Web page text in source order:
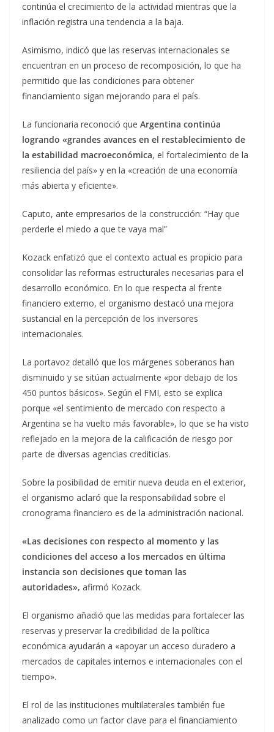
continúa el crecimiento de la actividad mientras que la
inflación registra una tendencia a la baja.
Asimismo, indicó que las reservas internacionales se
encuentran en un proceso de recomposición, lo que ha
permitido que las condiciones para obtener
financiamiento sigan mejorando para el país.
La funcionaria reconoció que Argentina continúa
logrando «grandes avances en el restablecimiento de
la estabilidad macroeconómica, el fortalecimiento de la
resiliencia del país» y en la «creación de una economía
más abierta y eficiente».
Caputo, ante empresarios de la construcción: “Hay que
perderle el miedo a que te vaya mal”
Kozack enfatizó que el contexto actual es propicio para
consolidar las reformas estructurales necesarias para el
desarrollo económico. En lo que respecta al frente
financiero externo, el organismo destacó una mejora
sustancial en la percepción de los inversores
internacionales.
La portavoz detalló que los márgenes soberanos han
disminuido y se sitúan actualmente «por debajo de los
450 puntos básicos». Según el FMI, esto se explica
porque «el sentimiento de mercado con respecto a
Argentina se ha vuelto más favorable», lo que se ha visto
reflejado en la mejora de la calificación de riesgo por
parte de diversas agencias crediticias.
Sobre la posibilidad de emitir nueva deuda en el exterior,
el organismo aclaró que la responsabilidad sobre el
cronograma financiero es de la administración nacional.
«Las decisiones con respecto al momento y las
condiciones del acceso a los mercados en última
instancia son decisiones que toman las
autoridades», afirmó Kozack.
El organismo añadió que las medidas para fortalecer las
reservas y preservar la credibilidad de la política
económica ayudarán a «apoyar un acceso duradero a
mercados de capitales internos e internacionales con el
tiempo».
El rol de las instituciones multilaterales también fue
analizado como un factor clave para el financiamiento